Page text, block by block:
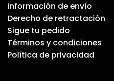
Información de envío
Derecho de retractación
Sigue tu pedido
Términos y condiciones
Política de privacidad